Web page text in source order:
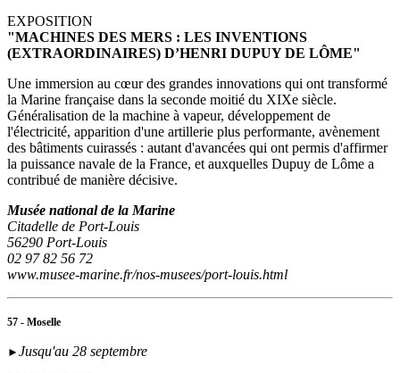
EXPOSITION
"MACHINES DES MERS : LES INVENTIONS
(EXTRAORDINAIRES) D’HENRI DUPUY DE LÔME"
Une immersion au cœur des grandes innovations qui ont transformé
la Marine française dans la seconde moitié du XIXe siècle.
Généralisation de la machine à vapeur, développement de
l'électricité, apparition d'une artillerie plus performante, avènement
des bâtiments cuirassés : autant d'avancées qui ont permis d'affirmer
la puissance navale de la France, et auxquelles Dupuy de Lôme a
contribué de manière décisive.
Musée national de la Marine
Citadelle de Port-Louis
56290 Port-Louis
02 97 82 56 72
www.musee-marine.fr/nos-musees/port-louis.html
57 - Moselle
► Jusqu'au 28 septembre